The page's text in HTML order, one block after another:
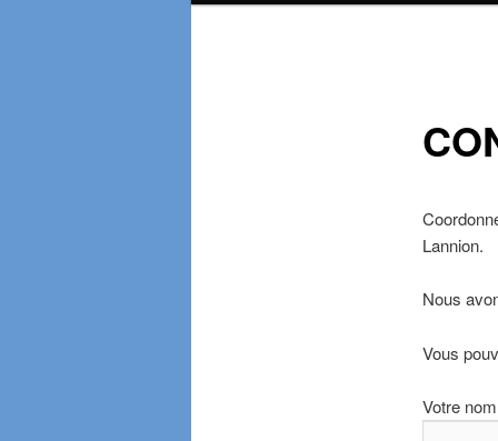
Lannion.
Nous
Vous
Votre nom